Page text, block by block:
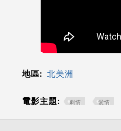
地區: 北美洲
電影主題: 劇情 愛情